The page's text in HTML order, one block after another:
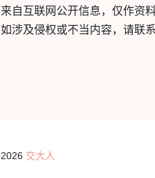
来自互联网公开信息，仅作资
如涉及侵权或不当内容，请联
2026 交大人